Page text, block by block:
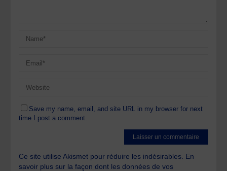
Save my name, email, and site URL in my browser for next
time I post a comment.
Ce site utilise Akismet pour réduire les indésirables. En
savoir plus sur la façon dont les données de vos